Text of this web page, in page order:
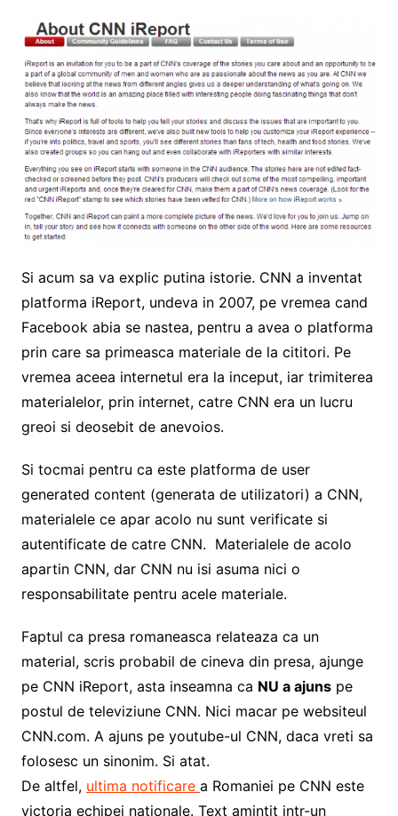
Si acum sa va explic putina istorie. CNN a inventat
platforma iReport, undeva in 2007, pe vremea cand
Facebook abia se nastea, pentru a avea o platforma
prin care sa primeasca materiale de la cititori. Pe
vremea aceea internetul era la inceput, iar trimiterea
materialelor, prin internet, catre CNN era un lucru
greoi si deosebit de anevoios.
Si tocmai pentru ca este platforma de user
generated content (generata de utilizatori) a CNN,
materialele ce apar acolo nu sunt verificate si
autentificate de catre CNN. Materialele de acolo
apartin CNN, dar CNN nu isi asuma nici o
responsabilitate pentru acele materiale.
Faptul ca presa romaneasca relateaza ca un
material, scris probabil de cineva din presa, ajunge
pe CNN iReport, asta inseamna ca NU a ajunspe
postul de televiziune CNN. Nici macar pe websiteul
CNN.com. A ajuns pe youtube-ul CNN, daca vreti sa
folosesc un sinonim. Si atat.
De altfel, ultima notificare a Romaniei pe CNN este
victoria echipei nationale. Text amintit intr-un